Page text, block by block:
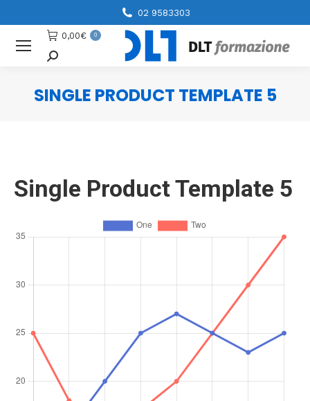
02 9583303
0,00€ 0
Cerca
SINGLE PRODUCT TEMPLATE 5
Single Product Template 5